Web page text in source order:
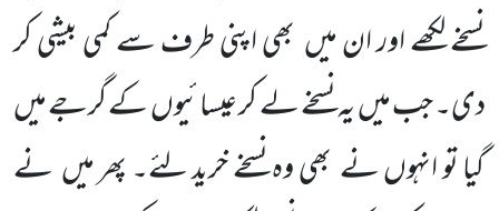
نسخے لکھے اور ان میں بھی اپنی طرف سے کمی بیشی کر
دی۔ جب میں یہ نسخے لے کر عیسائیوں کے گرجے میں
گیا تو انہوں نے بھی وہ نسخے خرید لئے۔ پھر میں نے